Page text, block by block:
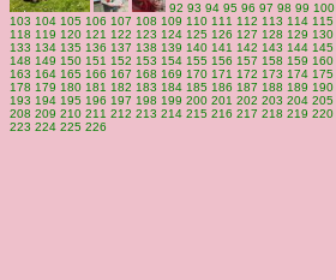
92 93 94 95 96 97 98 99 100
103 104 105 106 107 108 109 110 111 112 113 114 115
118 119 120 121 122 123 124 125 126 127 128 129 130
133 134 135 136 137 138 139 140 141 142 143 144 145
148 149 150 151 152 153 154 155 156 157 158 159 160
163 164 165 166 167 168 169 170 171 172 173 174 175
178 179 180 181 182 183 184 185 186 187 188 189 190
193 194 195 196 197 198 199 200 201 202 203 204 205
208 209 210 211 212 213 214 215 216 217 218 219 220
223 224 225 226